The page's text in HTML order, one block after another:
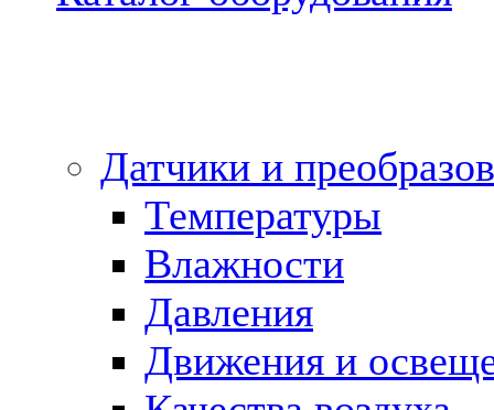
Датчики и
Температуры
Влажности
Давления
Движения и